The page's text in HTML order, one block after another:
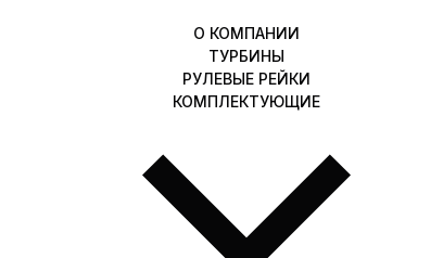
О КОМПАНИИ
ТУРБИНЫ
РУЛЕВЫЕ РЕЙКИ
КОМПЛЕКТУЮЩИЕ